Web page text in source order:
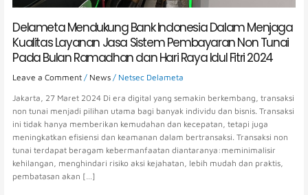
Delameta Mendukung Bank Indonesia Dalam Menjaga
Kualitas Layanan Jasa Sistem Pembayaran Non Tunai
Pada Bulan Ramadhan dan Hari Raya Idul Fitri 2024
Leave a Comment / News / Netsec Delameta
Jakarta, 27 Maret 2024 Di era digital yang semakin berkembang, transaksi
non tunai menjadi pilihan utama bagi banyak individu dan bisnis. Transaksi
ini tidak hanya memberikan kemudahan dan kecepatan, tetapi juga
meningkatkan efisiensi dan keamanan dalam bertransaksi. Transaksi non
tunai terdapat beragam kebermanfaatan diantaranya:meminimalisir
kehilangan, menghindari risiko aksi kejahatan, lebih mudah dan praktis,
pembatasan akan […]
Pada
Bulan
Ramadhan
dan
Hari
Idul
Fitri
2024